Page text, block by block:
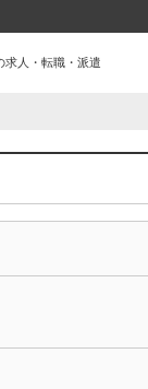
求人・転職・派遣